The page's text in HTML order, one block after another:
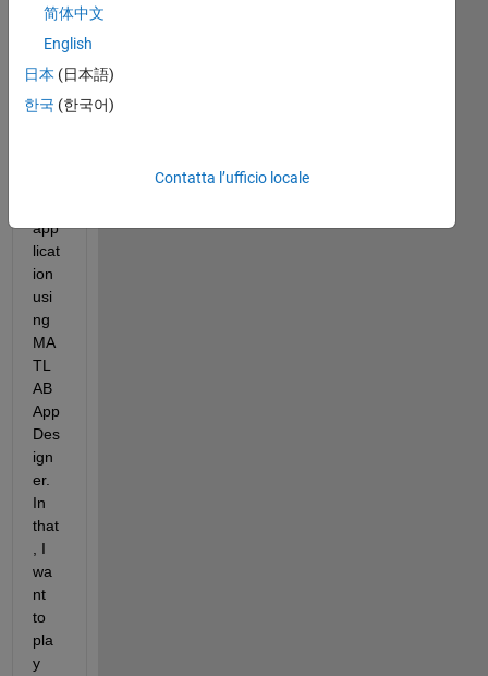
tryi
ng
to
d a
app
licat
ion
usi
ng
MA
TL
AB
App
Des
ign
er.
In
that
, I
wa
nt
to
pla
y
简体中文
English
日本 (日本語)
한국 (한국어)
Contatta l’ufficio locale